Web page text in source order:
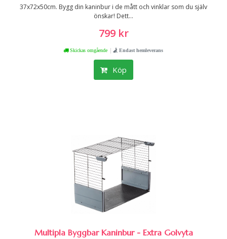
37x72x50cm. Bygg din kaninbur i de mått och vinklar som du själv
önskar! Dett...
799 kr
Skickas omgående | Endast hemleverans
Köp
Multipla Byggbar Kaninbur - Extra Golvyta